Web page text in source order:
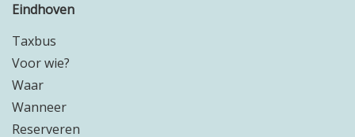
Eindhoven
Taxbus
Voor wie?
Waar
Wanneer
Reserveren